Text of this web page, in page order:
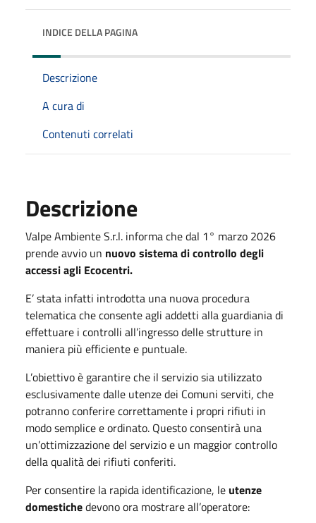
INDICE DELLA PAGINA
Descrizione
A cura di
Contenuti correlati
Descrizione
Valpe Ambiente S.r.l. informa che dal 1° marzo 2026
prende avvio un nuovo sistema di controllo degli
accessi agli Ecocentri.
E’ stata infatti introdotta una nuova procedura
telematica che consente agli addetti alla guardiania di
effettuare i controlli all’ingresso delle strutture in
maniera più efficiente e puntuale.
L’obiettivo è garantire che il servizio sia utilizzato
esclusivamente dalle utenze dei Comuni serviti, che
potranno conferire correttamente i propri rifiuti in
modo semplice e ordinato. Questo consentirà una
un’ottimizzazione del servizio e un maggior controllo
della qualità dei rifiuti conferiti.
Per consentire la rapida identificazione, le utenze
domestichedevono ora mostrare all’operatore: